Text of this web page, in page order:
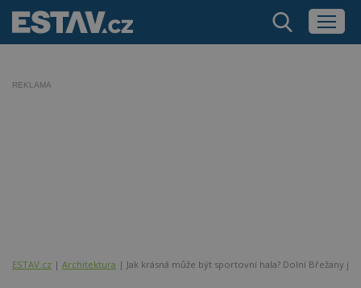
REKLAMA
ESTAV.cz Architektura Jak krásná může být sportovní hala? Dolní Břežany